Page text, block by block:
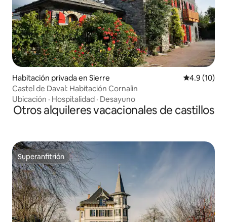
Habitación privada en Sierre Calificación
4.9 (10)
Castel de Daval: Habitación Cornalin
Ubicación · Hospitalidad · Desayuno
Otros alquileres vacacionales de castillos
Superanfitrión
Superanfitrión